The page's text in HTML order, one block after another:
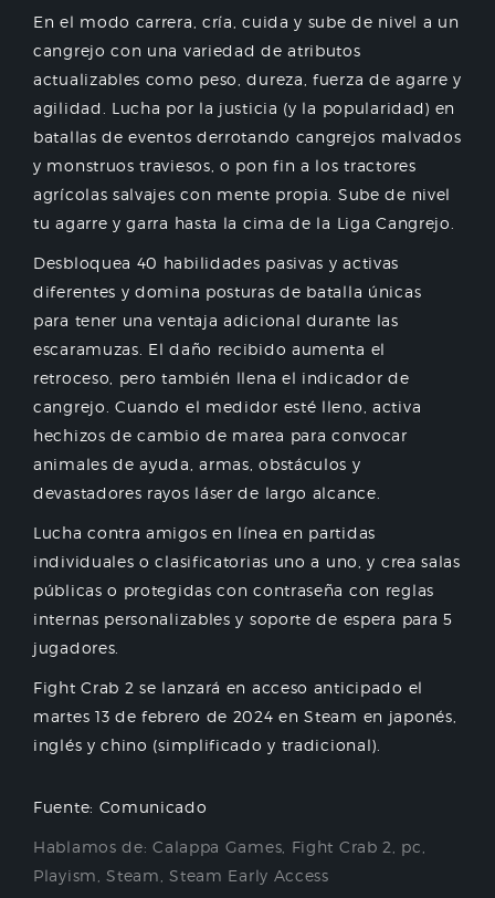
En el modo carrera, cría, cuida y sube de nivel a un
cangrejo con una variedad de atributos
actualizables como peso, dureza, fuerza de agarre y
agilidad. Lucha por la justicia (y la popularidad) en
batallas de eventos derrotando cangrejos malvados
y monstruos traviesos, o pon fin a los tractores
agrícolas salvajes con mente propia. Sube de nivel
tu agarre y garra hasta la cima de la Liga Cangrejo.
Desbloquea 40 habilidades pasivas y activas
diferentes y domina posturas de batalla únicas
para tener una ventaja adicional durante las
escaramuzas. El daño recibido aumenta el
retroceso, pero también llena el indicador de
cangrejo. Cuando el medidor esté lleno, activa
hechizos de cambio de marea para convocar
animales de ayuda, armas, obstáculos y
devastadores rayos láser de largo alcance.
Lucha contra amigos en línea en partidas
individuales o clasificatorias uno a uno, y crea salas
públicas o protegidas con contraseña con reglas
internas personalizables y soporte de espera para 5
jugadores.
Fight Crab 2 se lanzará en acceso anticipado el
martes 13 de febrero de 2024 en Steam en japonés,
inglés y chino (simplificado y tradicional).
Fuente: Comunicado
Hablamos de:Calappa Games Fight Crab 2 pc
Playism ,Steam ,Steam Early Access